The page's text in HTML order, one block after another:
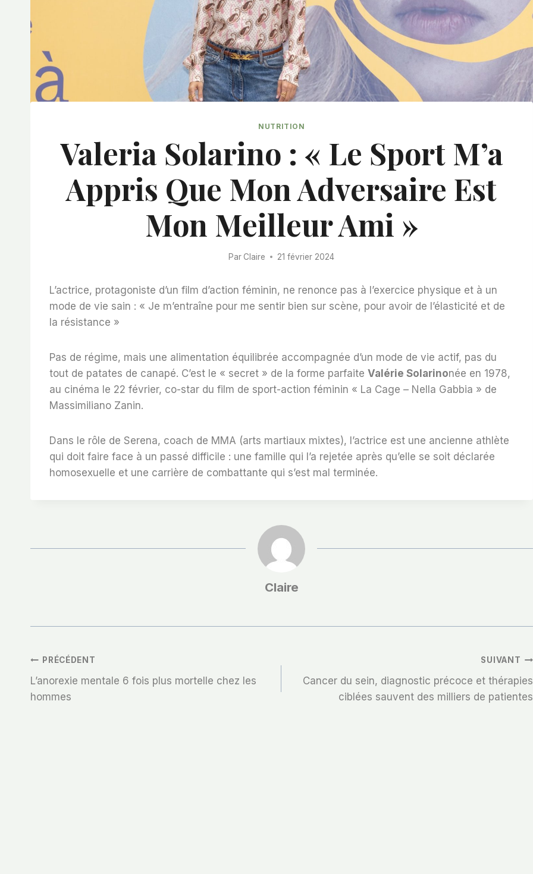
NUTRITION
Valeria Solarino : « Le Sport M’a
Appris Que Mon Adversaire Est
Mon Meilleur Ami »
Par Claire 21 février 2024
L’actrice, protagoniste d’un film d’action féminin, ne renonce pas à l’exercice physique et à un
mode de vie sain : « Je m’entraîne pour me sentir bien sur scène, pour avoir de l’élasticité et de
la résistance »
Pas de régime, mais une alimentation équilibrée accompagnée d’un mode de vie actif, pas du
tout de patates de canapé. C’est le « secret » de la forme parfaite Valérie Solarinonée en 1978,
au cinéma le 22 février, co-star du film de sport-action féminin « La Cage – Nella Gabbia » de
Massimiliano Zanin.
Dans le rôle de Serena, coach de MMA (arts martiaux mixtes), l’actrice est une ancienne athlète
qui doit faire face à un passé difficile : une famille qui l’a rejetée après qu’elle se soit déclarée
homosexuelle et une carrière de combattante qui s’est mal terminée.
Claire
Navigation
De
PRÉCÉDENT
L’anorexie mentale 6 fois plus mortelle chez les
hommes
SUIVANT
Cancer du sein, diagnostic précoce et thérapies
ciblées sauvent des milliers de patientes